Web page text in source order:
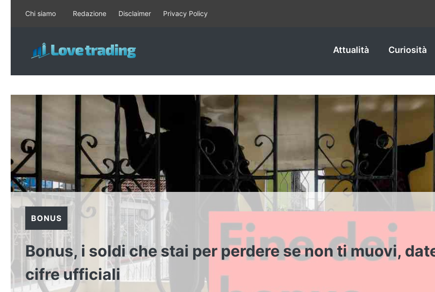
contenuto
Chi siamo Redazione Disclaimer Privacy Policy
Attualità Curiosità
BONUS
Bonus, i soldi che stai per perdere se non ti muovi,
cifre ufficiali